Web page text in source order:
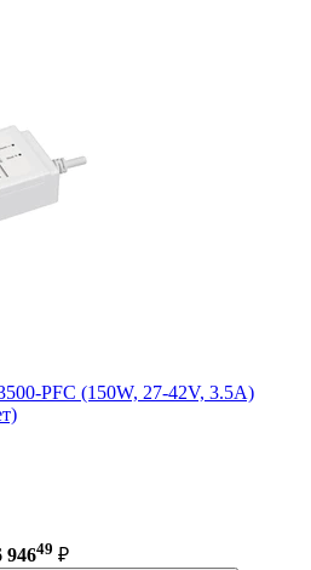
PFC (150W, 27-42V, 3.5A)
94649 ₽